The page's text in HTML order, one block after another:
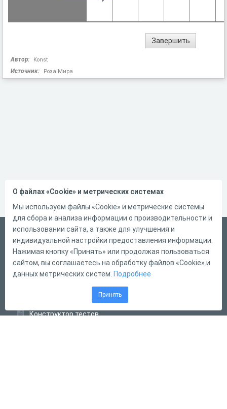
Автор: Konst
Источник: Роза Мира
Русский
Справка
Форма обратной связи
Конструктор тестов
О файлах «Cookie» и метрических системах
Мы используем файлы «Cookie» и метрические системы
для сбора и анализа информации о производительности и
использовании сайта, а также для улучшения и
индивидуальной настройки предоставления информации.
Нажимая кнопку «Принять» или продолжая пользоваться
сайтом, вы соглашаетесь на обработку файлов «Cookie» и
данных метрических систем. Подробнее
Принять